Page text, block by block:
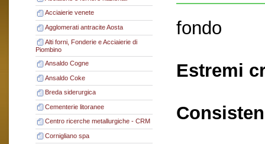
Acciaierie venete
Agglomerati antracite Aosta
Alti forni, Fonderie e Acciaierie di
Piombino
Ansaldo Cogne
Ansaldo Coke
Breda siderurgica
Cementerie litoranee
Centro ricerche metallurgiche - CRM
Cornigliano spa
fondo
Estremi